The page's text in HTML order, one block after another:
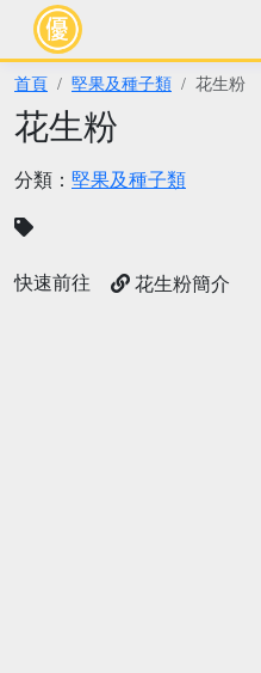
首頁 堅果及種子類 花生粉
花生粉
分類： 堅果及種子類
快速前往 花生粉簡介